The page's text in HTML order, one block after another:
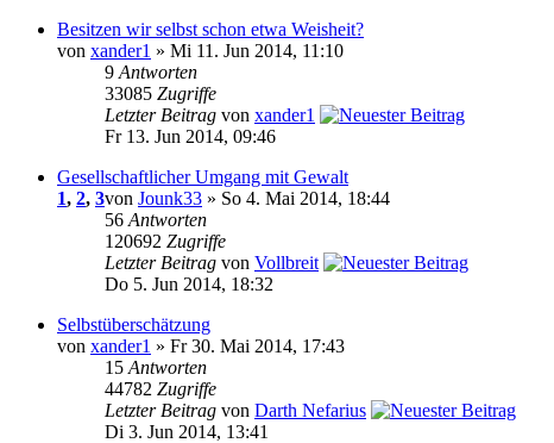
Besitzen wir selbst schon etwa Weisheit?
von xander1 » Mi 11. Jun 2014, 11:10
9 Antworten
33085 Zugriffe
Letzter Beitrag von xander1
Fr 13. Jun 2014, 09:46
Gesellschaftlicher Umgang mit Gewalt
1, 2, 3von Jounk33 » So 4. Mai 2014, 18:44
56 Antworten
120692 Zugriffe
Letzter Beitrag von Vollbreit
Do 5. Jun 2014, 18:32
Selbstüberschätzung
von xander1 » Fr 30. Mai 2014, 17:43
15 Antworten
44782 Zugriffe
Letzter Beitrag von Darth Nefarius
Di 3. Jun 2014, 13:41